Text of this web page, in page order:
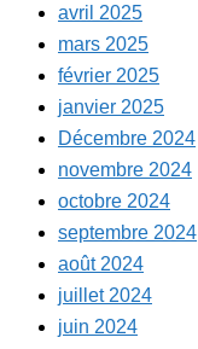
avril 2025
mars 2025
février 2025
janvier 2025
Décembre 2024
novembre 2024
octobre 2024
septembre 2024
août 2024
juillet 2024
juin 2024